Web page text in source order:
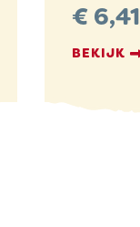
€ 6,41
BEKIJK